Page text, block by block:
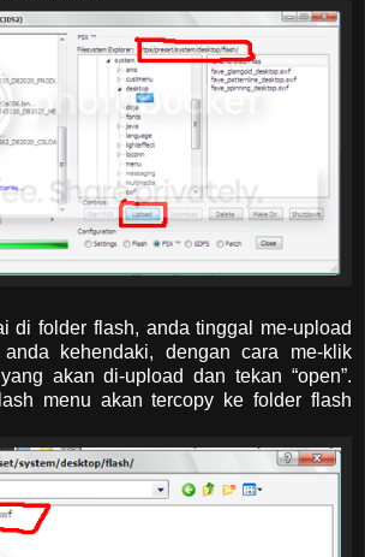
di folder flash, anda tinggal me-upload
kehendaki, dengan cara me-klik
akan di-upload dan tekan “open”.
menu akan tercopy ke folder flash